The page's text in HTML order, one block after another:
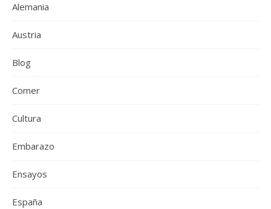
Alemania
Austria
Blog
Comer
Cultura
Embarazo
Ensayos
España